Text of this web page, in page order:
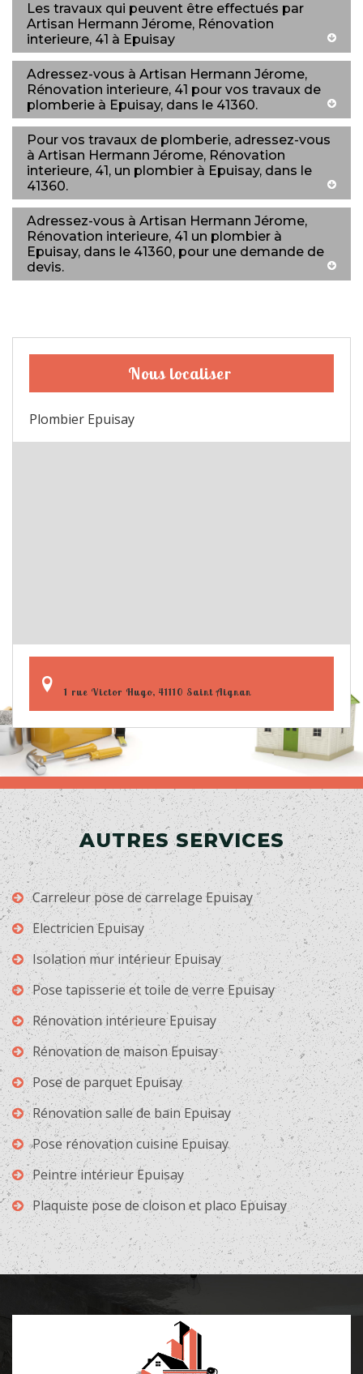
Les travaux qui peuvent être effectués par
Artisan Hermann Jérome, Rénovation
interieure, 41 à Epuisay
Adressez-vous à Artisan Hermann Jérome,
Rénovation interieure, 41 pour vos travaux de
plomberie à Epuisay, dans le 41360.
Pour vos travaux de plomberie, adressez-vous
à Artisan Hermann Jérome, Rénovation
interieure, 41, un plombier à Epuisay, dans le
41360.
Adressez-vous à Artisan Hermann Jérome,
Rénovation interieure, 41 un plombier à
Epuisay, dans le 41360, pour une demande de
devis.
Nous localiser
Plombier Epuisay
1 rue Victor Hugo, 41110 Saint Aignan
AUTRES SERVICES
Carreleur pose de carrelage Epuisay
Electricien Epuisay
Isolation mur intérieur Epuisay
Pose tapisserie et toile de verre Epuisay
Rénovation intérieure Epuisay
Rénovation de maison Epuisay
Pose de parquet Epuisay
Rénovation salle de bain Epuisay
Pose rénovation cuisine Epuisay
Peintre intérieur Epuisay
Plaquiste pose de cloison et placo Epuisay